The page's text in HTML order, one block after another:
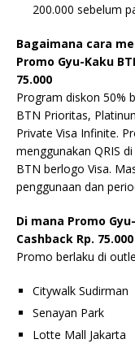
200.000 sebelum
Bagaimana cara
Promo Gyu-Kaku
75.000
Program diskon 50%
BTN Prioritas,
Private Visa Infinite.
menggunakan QRIS
BTN berlogo Visa.
penggunaan dan
Di mana Promo
Cashback Rp.
Promo berlaku di
Citywalk Sudirman
Senayan Park
Lotte Mall Jakarta